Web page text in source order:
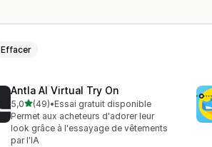
Effacer
Antla AI Virtual Try On
5,0étoile(s) sur 5
(49)
49 avis au total
•Essai gratuit disponible
Permet aux acheteurs d'adorer leur
look grâce à l'essayage de vêtements
par l'IA